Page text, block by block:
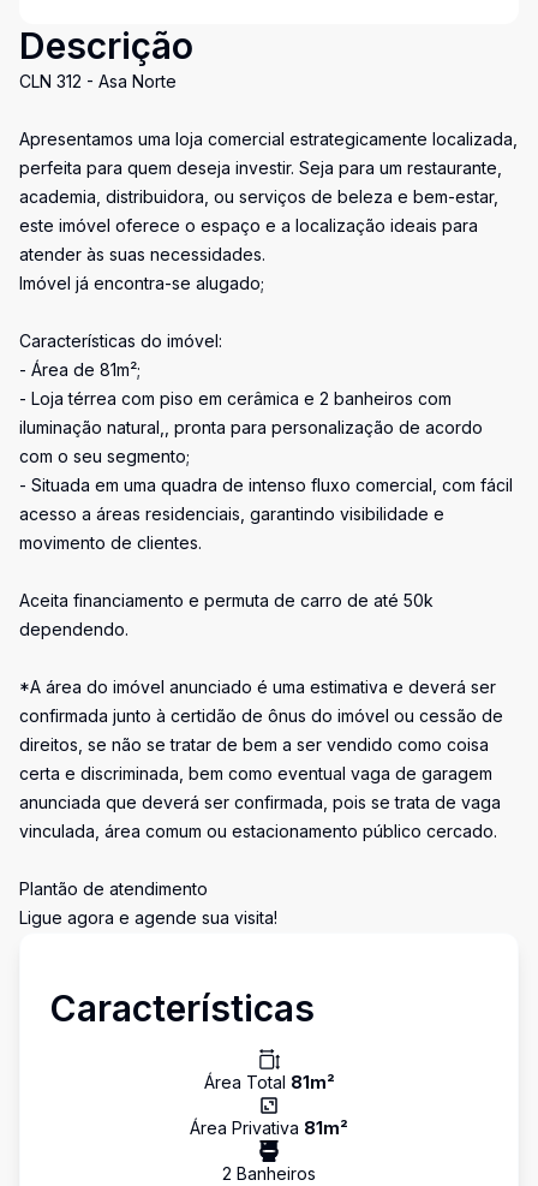
Descrição
CLN 312 - Asa Norte
Apresentamos uma loja comercial estrategicamente localizada,
perfeita para quem deseja investir. Seja para um restaurante,
academia, distribuidora, ou serviços de beleza e bem-estar,
este imóvel oferece o espaço e a localização ideais para
atender às suas necessidades.
Imóvel já encontra-se alugado;
Características do imóvel:
- Área de 81m²;
- Loja térrea com piso em cerâmica e 2 banheiros com
iluminação natural,, pronta para personalização de acordo
com o seu segmento;
- Situada em uma quadra de intenso fluxo comercial, com fácil
acesso a áreas residenciais, garantindo visibilidade e
movimento de clientes.
Aceita financiamento e permuta de carro de até 50k
dependendo.
*A área do imóvel anunciado é uma estimativa e deverá ser
confirmada junto à certidão de ônus do imóvel ou cessão de
direitos, se não se tratar de bem a ser vendido como coisa
certa e discriminada, bem como eventual vaga de garagem
anunciada que deverá ser confirmada, pois se trata de vaga
vinculada, área comum ou estacionamento público cercado.
Plantão de atendimento
Ligue agora e agende sua visita!
Características
Área Total 81m²
Área Privativa 81m²
2 Banheiros